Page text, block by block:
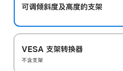
可调倾斜度及高‍度的支‍架
VESA 支架转换器
不含支架